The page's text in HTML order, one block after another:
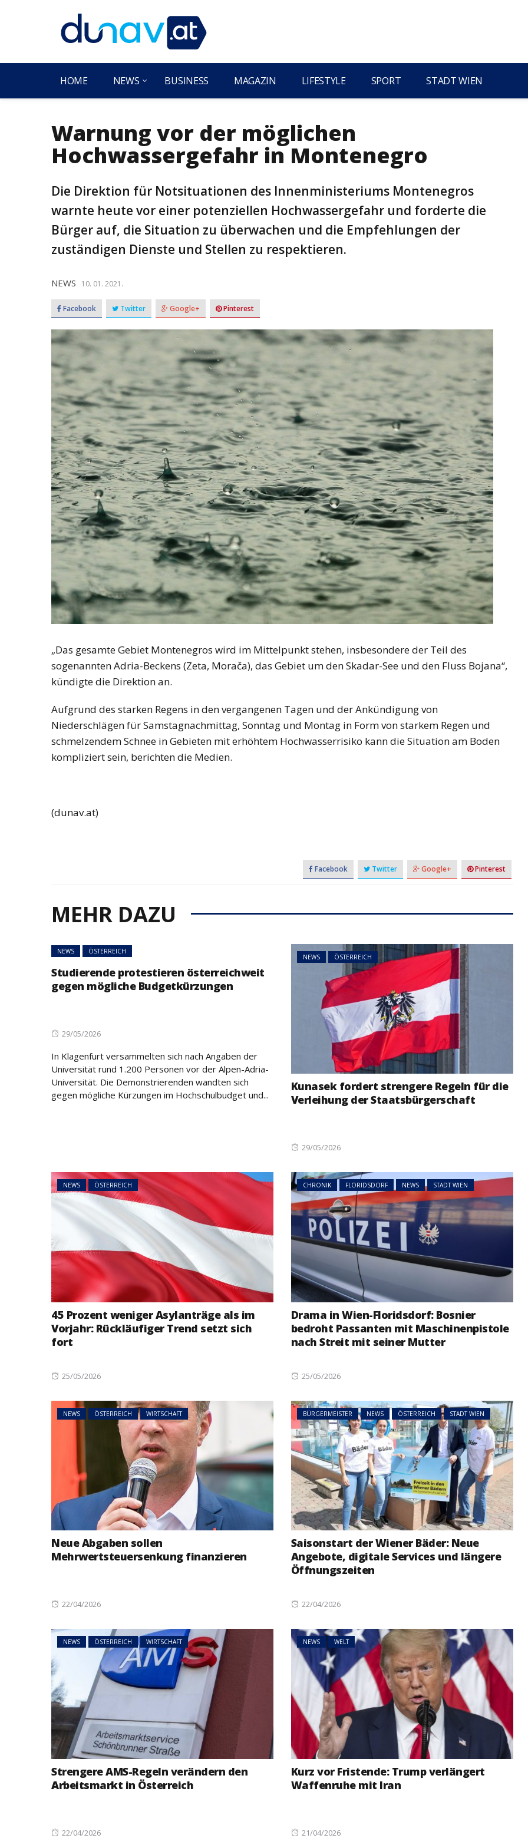
HOME NEWS BUSINESS MAGAZIN LIFESTYLE SPORT STADT WIEN
Warnung vor der möglichen
Hochwassergefahr in Montenegro
Die Direktion für Notsituationen des Innenministeriums Montenegros
warnte heute vor einer potenziellen Hochwassergefahr und forderte die
Bürger auf, die Situation zu überwachen und die Empfehlungen der
zuständigen Dienste und Stellen zu respektieren.
NEWS 10. 01. 2021.
Facebook Twitter Google+ Pinterest
„Das gesamte Gebiet Montenegros wird im Mittelpunkt stehen, insbesondere der Teil des
sogenannten Adria-Beckens (Zeta, Morača), das Gebiet um den Skadar-See und den Fluss Bojana“,
kündigte die Direktion an.
Aufgrund des starken Regens in den vergangenen Tagen und der Ankündigung von
Niederschlägen für Samstagnachmittag, Sonntag und Montag in Form von starkem Regen und
schmelzendem Schnee in Gebieten mit erhöhtem Hochwasserrisiko kann die Situation am Boden
kompliziert sein, berichten die Medien.
(dunav.at)
Facebook Twitter Google+ Pinterest
MEHR DAZU
NEWS ÖSTERREICH
Studierende protestieren österreichweit
gegen mögliche Budgetkürzungen
Posted
29/05/2026
In Klagenfurt versammelten sich nach Angaben der
Universität rund 1.200 Personen vor der Alpen-Adria-
Universität. Die Demonstrierenden wandten sich
gegen mögliche Kürzungen im Hochschulbudget und...
NEWS ÖSTERREICH
Kunasek fordert strengere Regeln für die
Verleihung der Staatsbürgerschaft
Posted
29/05/2026
NEWS ÖSTERREICH
45 Prozent weniger Asylanträge als im
Vorjahr: Rückläufiger Trend setzt sich
fort
Posted
25/05/2026
CHRONIK FLORIDSDORF NEWS STADT WIEN
Drama in Wien-Floridsdorf: Bosnier
bedroht Passanten mit Maschinenpistole
nach Streit mit seiner Mutter
Posted
25/05/2026
NEWS ÖSTERREICH WIRTSCHAFT
Neue Abgaben sollen
Mehrwertsteuersenkung finanzieren
Posted
22/04/2026
BÜRGERMEISTER NEWS ÖSTERREICH STADT WIEN
Saisonstart der Wiener Bäder: Neue
Angebote, digitale Services und längere
Öffnungszeiten
Posted
22/04/2026
NEWS ÖSTERREICH WIRTSCHAFT
Strengere AMS-Regeln verändern den
Arbeitsmarkt in Österreich
Posted
22/04/2026
NEWS WELT
Kurz vor Fristende: Trump verlängert
Waffenruhe mit Iran
Posted
21/04/2026
NEWS ÖSTERREICH
45 Prozent weniger
Asylanträge als im Vorjahr:
NEWS ÖSTERREICH
Studierende protestieren